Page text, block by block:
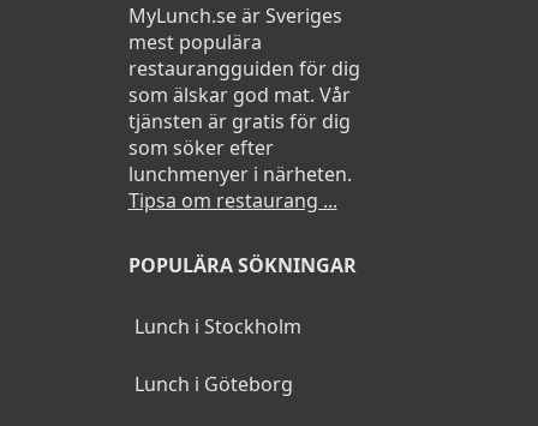
MyLunch.se är Sveriges
mest populära
restaurangguiden för dig
som älskar god mat. Vår
tjänsten är gratis för dig
som söker efter
lunchmenyer i närheten.
Tipsa om restaurang ...
POPULÄRA SÖKNINGAR
Lunch i Stockholm
Lunch i Göteborg